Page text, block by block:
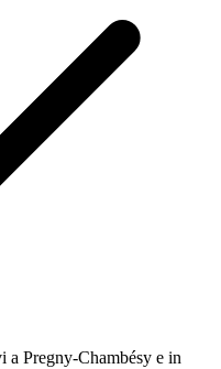
a Pregny-Chambésy e in